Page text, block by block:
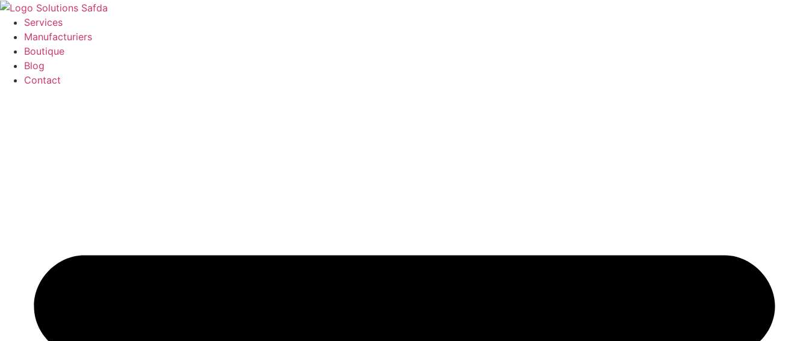
Services
Manufacturiers
Boutique
Blog
Contact